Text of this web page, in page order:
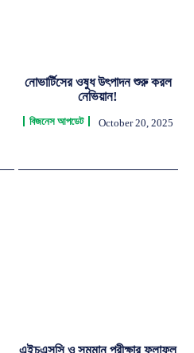
নোভার্টিসের ওষুধ উৎপাদন শুরু করল
নেভিয়ান!
বিজনেস আপডেট October 20, 2025